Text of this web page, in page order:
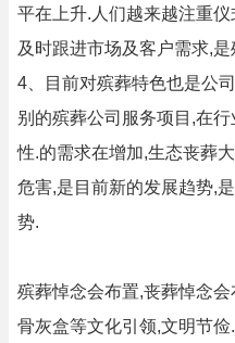
平在上升.人们越来越注重
及时跟进市场及客户需求,
4、目前对殡葬特色也是公
别的殡葬公司服务项目,在
性.的需求在增加,生态丧葬
危害,是目前新的发展趋势,
势.
殡葬悼念会布置,丧葬悼念
骨灰盒等文化引领,文明节